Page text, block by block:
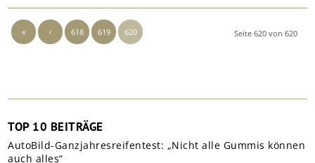
Seite 620 von 620
« ‹ 618 619 620
TOP 10 BEITRÄGE
AutoBild-Ganzjahresreifentest: „Nicht alle Gummis können
auch alles“